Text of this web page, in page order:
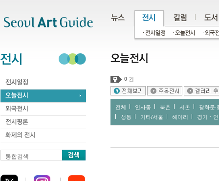
통합검색
0 건
전체 인사동 북촌 서촌
광화문∙
성동
기타/서울 헤이리 경기ㆍ